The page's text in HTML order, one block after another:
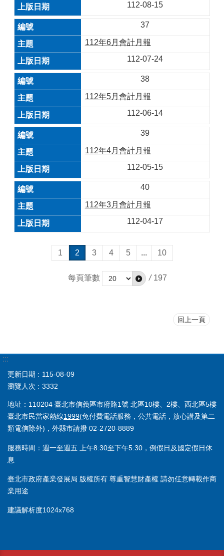
112-08-15
37
112年6月會計月報
112-07-24
38
112年5月會計月報
112-06-14
39
112年4月會計月報
112-05-15
40
112年3月會計月報
112-04-17
1 2 3 4 5 ... 10
每頁筆數 / 197
回上一頁
:::
更新日期
115-08-09
瀏覽人次
3332
地址：110204 臺北市信義區市府路1號 北區10樓、2樓、西北區5樓
臺北市民當家熱線1999(免付費電話服務，公共電話，放心講及第二
類電信除外)，外縣市請撥 02-2720-8889
服務時間：週一至週五 上午8:30至下午5:30，例假日及國定假日休
息
臺北市政府產業發展局 版權所有 尊重智慧財產權 請勿任意轉載作商
業用途
建議解析度1024x768